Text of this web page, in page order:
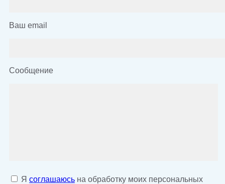
Ваш email
Сообщение
Я соглашаюсь на обработку моих персональных